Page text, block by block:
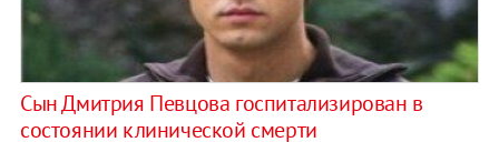
Cын Дмитрия Певцова госпитализирован в
состоянии клинической смерти